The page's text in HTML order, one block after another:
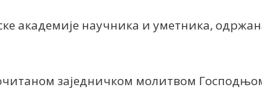
академије научника и уметника,
заједничком молитвом